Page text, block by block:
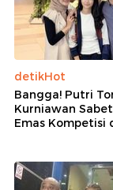
detikHot
Bangga! Putri
Kurniawan
Emas Kompetisi